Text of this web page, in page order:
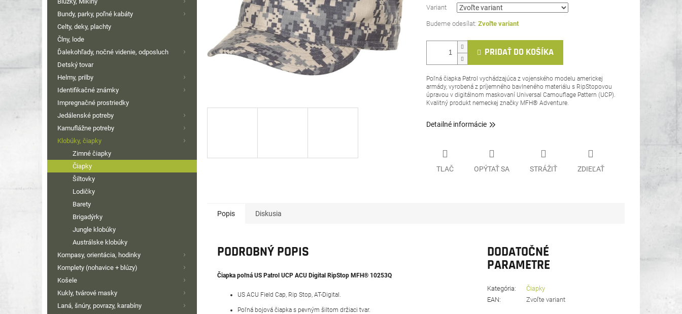
Bundy, parky, poľné kabáty
Celty, deky, plachty
Člny, lode
Ďalekohľady, nočné videnie, odposluch
Detský tovar
Helmy, prilby
Identifikačné známky
Impregnačné prostriedky
Jedálenské potreby
Kamuflážne potreby
Klobúky, čiapky
Zimné čiapky
Čiapky
Šiltovky
Lodičky
Barety
Brigadýrky
Jungle klobúky
Austrálske klobúky
Kompasy, orientácia, hodinky
Komplety (nohavice + blúzy)
Košele
Kukly, tvárové masky
Laná, šnúry, povrazy, karabíny
Variant
Zvoľte variant
PRIDAŤ DO KOŠÍKA
Poľná čiapka Patrol vychádzajúca z vojenského modelu americkej
armády, vyrobená z príjemného bavlneného materiálu s RipStopovou
úpravou v digitálnom maskovaní Universal Camouflage Pattern (UCP).
Kvalitný produkt nemeckej značky MFH® Adventure.
Detailné informácie
TLAČ OPÝTAŤ SA STRÁŽIŤ ZDIEĽAŤ
Popis Diskusia
PODROBNÝ POPIS
Čiapka poľná US Patrol UCP ACU Digital RipStop MFH® 10253Q
US ACU Field Cap, Rip Stop, AT-Digital.
Poľná bojová čiapka s pevným šiltom držiaci tvar.
DODATOČNÉ
PARAMETRE
Kategória:
Čiapky
EAN: Zvoľte variant